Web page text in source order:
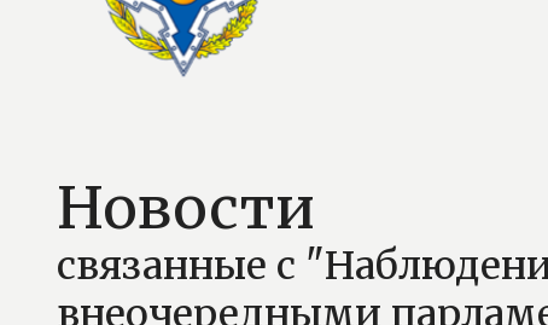
Новости
связанные с
внеочередными